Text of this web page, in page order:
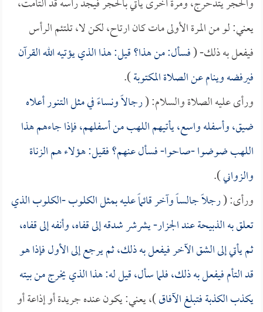
يعني: لو من المرة الأولى مات كان ارتاح، لكن لا، تلتئم الرأس
فيفعل به ذلك- (فسأل: من هذا؟ قيل: هذا الذي يؤتيه الله القرآن
فيرفضه وينام عن الصلاة المكتوبة).
ورأى عليه الصلاة والسلام: (رجالاً ونساءً في مثل التنور أعلاه
ضيق، وأسفله واسع، يأتيهم اللهب من أسفلهم، فإذا جاءهم هذا
اللهب ضوضوا -صاحوا- فسأل عنهم؟ فقيل: هؤلاء هم الزناة
والزواني).
ورأى: (رجلاً جالساً وآخر قائماً عليه بمثل الكلوب -الكلوب الذي
تعلق به الذبيحة عند الجزار- يشرشر شدقه إلى قفاه، وأنفه إلى قفاه،
ثم يأتي إلى الشق الآخر فيفعل به ذلك، ثم يرجع إلى الأول فإذا هو
قد التأم فيفعل به ذلك، فلما سأل، قيل له: هذا الذي يخرج من بيته
يكذب الكذبة فتبلغ الآفاق)، يعني: يكون عنده جريدة أو إذاعة أو